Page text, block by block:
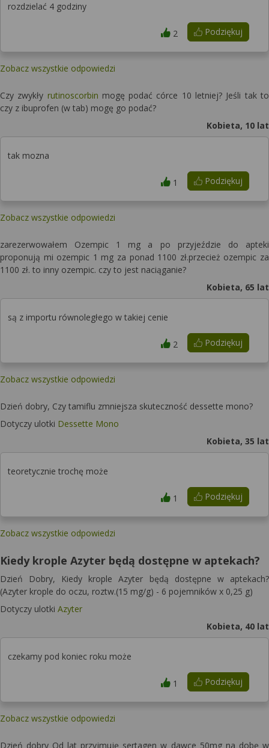
rozdzielać 4 godziny
Podziękuj
2
Zobacz wszystkie odpowiedzi
Czy zwykły rutinoscorbin mogę podać córce 10 letniej? Jeśli tak to
czy z ibuprofen (w tab) mogę go podać?
Kobieta, 10 lat
tak mozna
Podziękuj
1
Zobacz wszystkie odpowiedzi
zarezerwowałem Ozempic 1 mg a po przyjeździe do apteki
proponują mi ozempic 1 mg za ponad 1100 zł.przecież ozempic za
1100 zł. to inny ozempic. czy to jest naciąganie?
Kobieta, 65 lat
są z importu równoległego w takiej cenie
Podziękuj
2
Zobacz wszystkie odpowiedzi
Dzień dobry, Czy tamiflu zmniejsza skuteczność dessette mono?
Dotyczy ulotki Dessette Mono
Kobieta, 35 lat
teoretycznie trochę może
Podziękuj
1
Zobacz wszystkie odpowiedzi
Kiedy krople Azyter będą dostępne w aptekach?
Dzień Dobry, Kiedy krople Azyter będą dostępne w aptekach?
(Azyter krople do oczu, roztw.(15 mg/g) - 6 pojemników x 0,25 g)
Dotyczy ulotki Azyter
Kobieta, 40 lat
czekamy pod koniec roku może
Podziękuj
1
Zobacz wszystkie odpowiedzi
Dzień dobry Od lat przyjmuję sertagen w dawce 50mg na dobę w